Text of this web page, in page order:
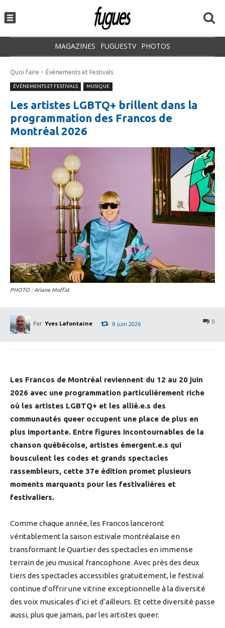
MAGAZINES FUGUESTV PHOTOS
Quoi faire Événements et Festivals
ÉVÉNEMENTS ET FESTIVALS MUSIQUE
Les artistes LGBTQ+ brillent dans la
programmation des Francos de
Montréal 2026
PHOTO : Ariane Moffat
Par Yves Lafontaine 0
8 juin 2026
Les Francos de Montréal reviennent du 12 au 20 juin
2026 avec une programmation particulièrement riche
où les artistes LGBTQ+ et les allié.e.s des
communautés queer occupent une place de plus en
plus importante. Entre figures incontournables de la
chanson québécoise, artistes émergent.e.s qui
bousculent les codes et grands spectacles
rassembleurs, cette 37e édition promet plusieurs
moments marquants pour les festivalières et
festivaliers.
Comme chaque année, les Francos lanceront
véritablement la saison estivale montréalaise en
transformant le Quartier des spectacles en immense
terrain de jeu musical francophone. Avec près des deux
tiers des spectacles accessibles gratuitement, le festival
continue d’offrir une vitrine exceptionnelle à la diversité
des voix musicales d’ici et d’ailleurs. Et cette diversité passe
aussi, plus que jamais, par les artistes queer.